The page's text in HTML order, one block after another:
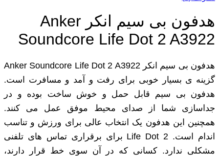
هدفون بی سیم انکر Anker
Soundcore Life Dot 2 A3922
هدفون بی سیم انکر Anker Soundcore Life Dot 2 A3922
گزینه ی بسیار خوبی برای رفت و آمد و مسافرت است.
هدفون بی سیم قابل حمل و خوش ساخت بوده و در
جداسازی شما از صدای محیط موفق عمل می کنند.
همچنین این هدفون یک انتخاب عالی برای ورزش و تناسب
اندام است. Life Dot 2 برای برقراری تماس های تلفنی
مشکلی ندارد. کسانی که در آن سوی خط قرار دارند،